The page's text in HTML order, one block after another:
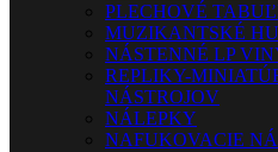
PLECHOVÉ
MUZIKANTSKÉ
NÁSTENNÉ LP
REPLIKY-
NÁSTROJOV
NÁLEPKY
NAFUKOVACIE